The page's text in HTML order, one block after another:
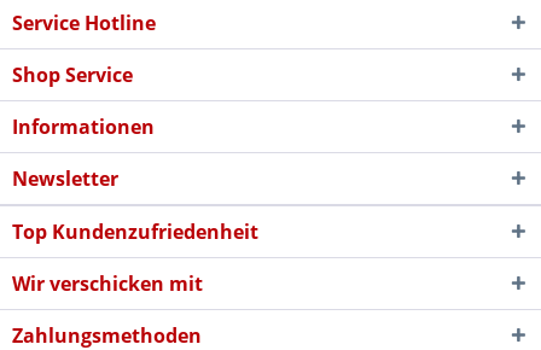
Service Hotline
Shop Service
Informationen
Newsletter
Top Kundenzufriedenheit
Wir verschicken mit
Zahlungsmethoden